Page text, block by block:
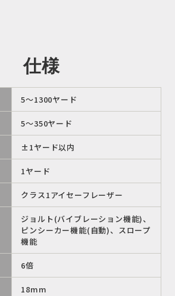
仕様
5～1300ヤード
5～350ヤード
±1ヤード以内
1ヤード
クラス1アイセーフレーザー
ジョルト(バイブレーション機能)、
ピンシーカー機能(自動)、スロープ
機能
6倍
18mm